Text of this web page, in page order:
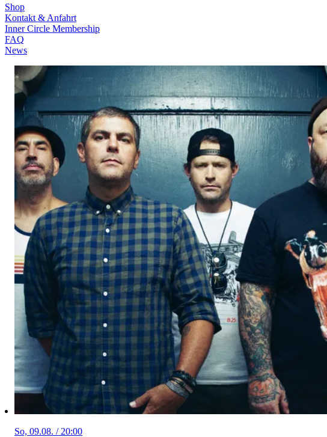
Shop
Kontakt & Anfahrt
Inner Circle Membership
FAQ
News
So, 09.08. / 20:00